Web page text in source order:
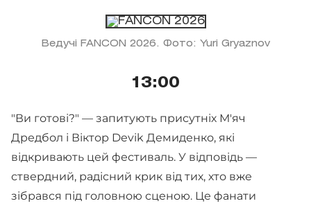
Ведучі FANCON 2026. Фото: Yuri Gryaznov
13:00
"Ви готові?" — запитують присутніх М'яч
Дредбол і Віктор Devik Демиденко, які
відкривають цей фестиваль. У відповідь —
ствердний, радісний крик від тих, хто вже
зібрався під головною сценою. Це фанати